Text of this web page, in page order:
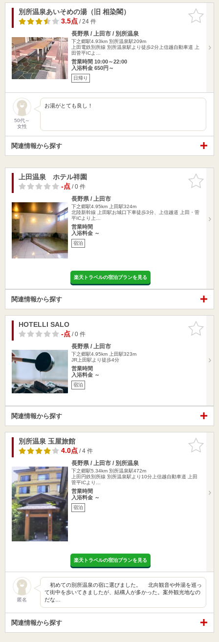
お気に入
りに追加
別所温泉あいそめの湯（旧 相染閣）
3.5点/ 24 件
長野県 / 上田市 / 別所温泉
下之郷駅4.93km 別所温泉駅209m
上田電鉄別所線 別所温泉駅より徒歩2分上信越自動車道 上
田菅平ICよ…
営業時間 10:00～22:00
入浴料金 650円～
日帰り
50代～
女性
お湯がとても良し！
関連情報から探す
お気に入
りに追加
上田温泉 ホテル祥園
-点/ 0 件
長野県 / 上田市
下之郷駅4.95km
上田駅324m
北陸新幹線 上田駅お城口下車徒歩3分、上信越道 上田・菅
平ICより上…
営業時間
入浴料金 ～
宿泊
楽天トラベルの宿泊プランを見る
関連情報から探す
お気に入
りに追加
HOTELLI SALO
-点/ 0 件
長野県 / 上田市
下之郷駅4.95km
上田駅323m
JR上田駅より徒歩4分
営業時間
入浴料金 ～
宿泊
関連情報から探す
お気に入
りに追加
別所温泉 玉屋旅館
4.0点/ 4 件
長野県 / 上田市 / 別所温泉
下之郷駅5.34km 別所温泉駅472m
上田円鉄別所線 別所温泉駅より10分上信越自動車道 上田
菅平ICより…
営業時間
入浴料金 ～
宿泊
楽天トラベルの宿泊プランを見る
匿名
初めての別所温泉の宿に選びました。 北向観音や外湯を巡っ
て街中を歩いてきましたが、結構人が多かった。案外観光地なの
だな…
関連情報から探す